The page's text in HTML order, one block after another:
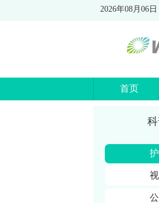
2026年08月06
首页